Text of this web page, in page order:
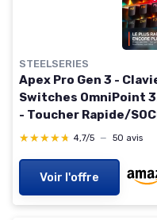
STEELSERIES
Apex Pro Gen 3 -
Switches OmniPoint
- Toucher Rapide/
PBT - USB-C - US
★★★★★
★★★★★ 4,7/5 — 50 avis
Voir l'offre